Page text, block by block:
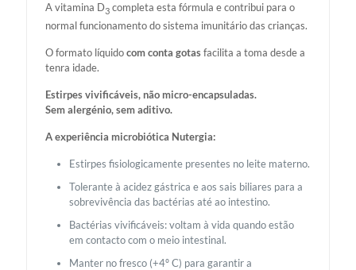
A vitamina D3 completa esta fórmula e contribui para o
normal funcionamento do sistema imunitário das crianças.
O formato líquidocom conta gotasfacilita a toma desde a
tenra idade.
Estirpes vivificáveis, não micro-encapsuladas.
Sem alergénio, sem aditivo.
A experiência microbiótica Nutergia:
Estirpes fisiologicamente presentes no leite materno.
Tolerante à acidez gástrica e aos sais biliares para a
sobrevivência das bactérias até ao intestino.
Bactérias vivificáveis: voltam à vida quando estão
em contacto com o meio intestinal.
Manter no fresco (+4º C) para garantir a